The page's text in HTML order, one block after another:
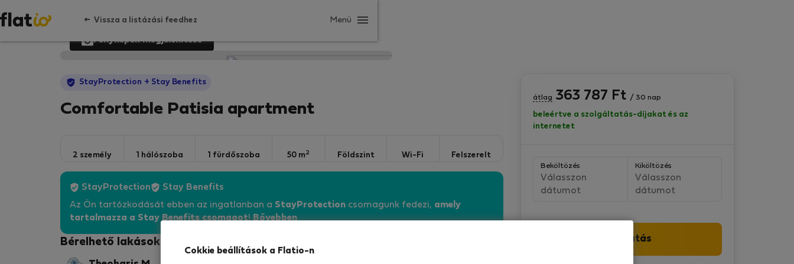
Vissza a listázási feedhez Menü
Fényképek megjelenítése
StayProtection + Stay Benefits
Comfortable Patisia apartment
2 személy 1 hálószoba 1 fürdőszoba 50 m2 Földszint Wi-Fi Felszerelt
StayProtection Stay Benefits
Az Ön tartózkodását ebben az ingatlanban a StayProtection csomagunk fedezi, amely
tartalmazza a Stay Benefits csomagot!Bővebben
Bérelhető lakások - Athén
átlag 363 787 Ft / 30 nap
beleértve a szolgáltatás-díjakat és az
internetet
Beköltözés
Válasszon
dátumot
Kiköltözés
Válasszon
dátumot
Folytatás
Cokkie beállítások a Flatio-n